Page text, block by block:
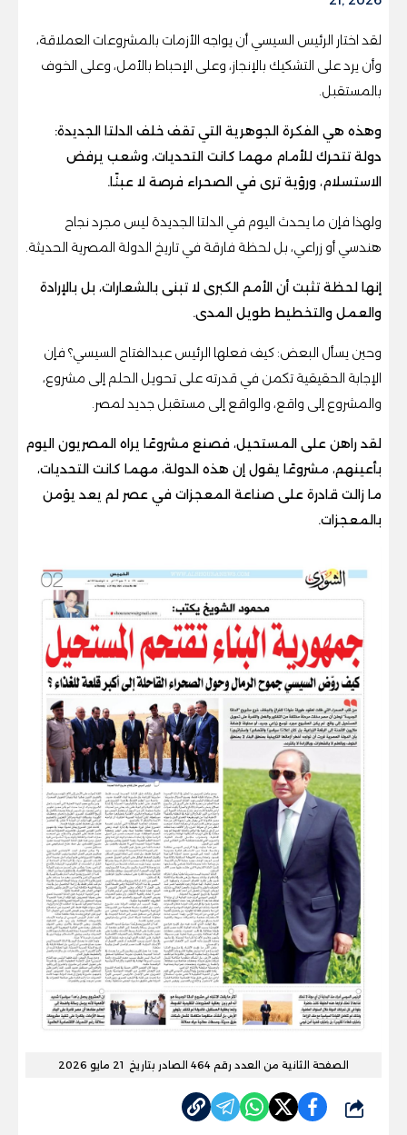
لقد اختار الرئيس السيسي أن يواجه الأزمات بالمشروعات العملاقة،
وأن يرد على التشكيك بالإنجاز، وعلى الإحباط بالأمل، وعلى الخوف
بالمستقبل.
وهذه هي الفكرة الجوهرية التي تقف خلف الدلتا الجديدة:
دولة تتحرك للأمام مهما كانت التحديات، وشعب يرفض
الاستسلام، ورؤية ترى في الصحراء فرصة لا عبئًا.
ولهذا فإن ما يحدث اليوم في الدلتا الجديدة ليس مجرد نجاح
هندسي أو زراعي، بل لحظة فارقة في تاريخ الدولة المصرية الحديثة.
إنها لحظة تثبت أن الأمم الكبرى لا تبنى بالشعارات، بل بالإرادة
والعمل والتخطيط طويل المدى.
وحين يسأل البعض: كيف فعلها الرئيس عبدالفتاح السيسي؟ فإن
الإجابة الحقيقية تكمن في قدرته على تحويل الحلم إلى مشروع،
والمشروع إلى واقع، والواقع إلى مستقبل جديد لمصر.
لقد راهن على المستحيل، فصنع مشروعًا يراه المصريون اليوم
بأعينهم، مشروعًا يقول إن هذه الدولة، مهما كانت التحديات،
ما زالت قادرة على صناعة المعجزات في عصر لم يعد يؤمن
بالمعجزات.
الصفحة الثانية من العدد رقم 464 الصادر بتاريخ 21 مايو 2026
شارك